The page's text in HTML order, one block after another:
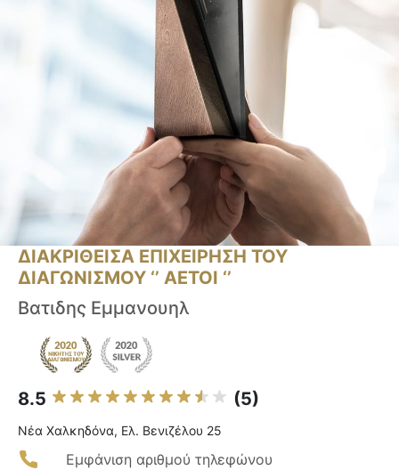
ΔΙΑΚΡΙΘΕΙΣΑ ΕΠΙΧΕΙΡΗΣΗ ΤΟΥ
ΔΙΑΓΩΝΙΣΜΟΥ ‘’ ΑΕΤΟΙ ‘’
Βατιδης Εμμανουηλ
8.5 (5)
Νέα Χαλκηδόνα, Ελ. Βενιζέλου 25
Εμφάνιση αριθμού τηλεφώνου